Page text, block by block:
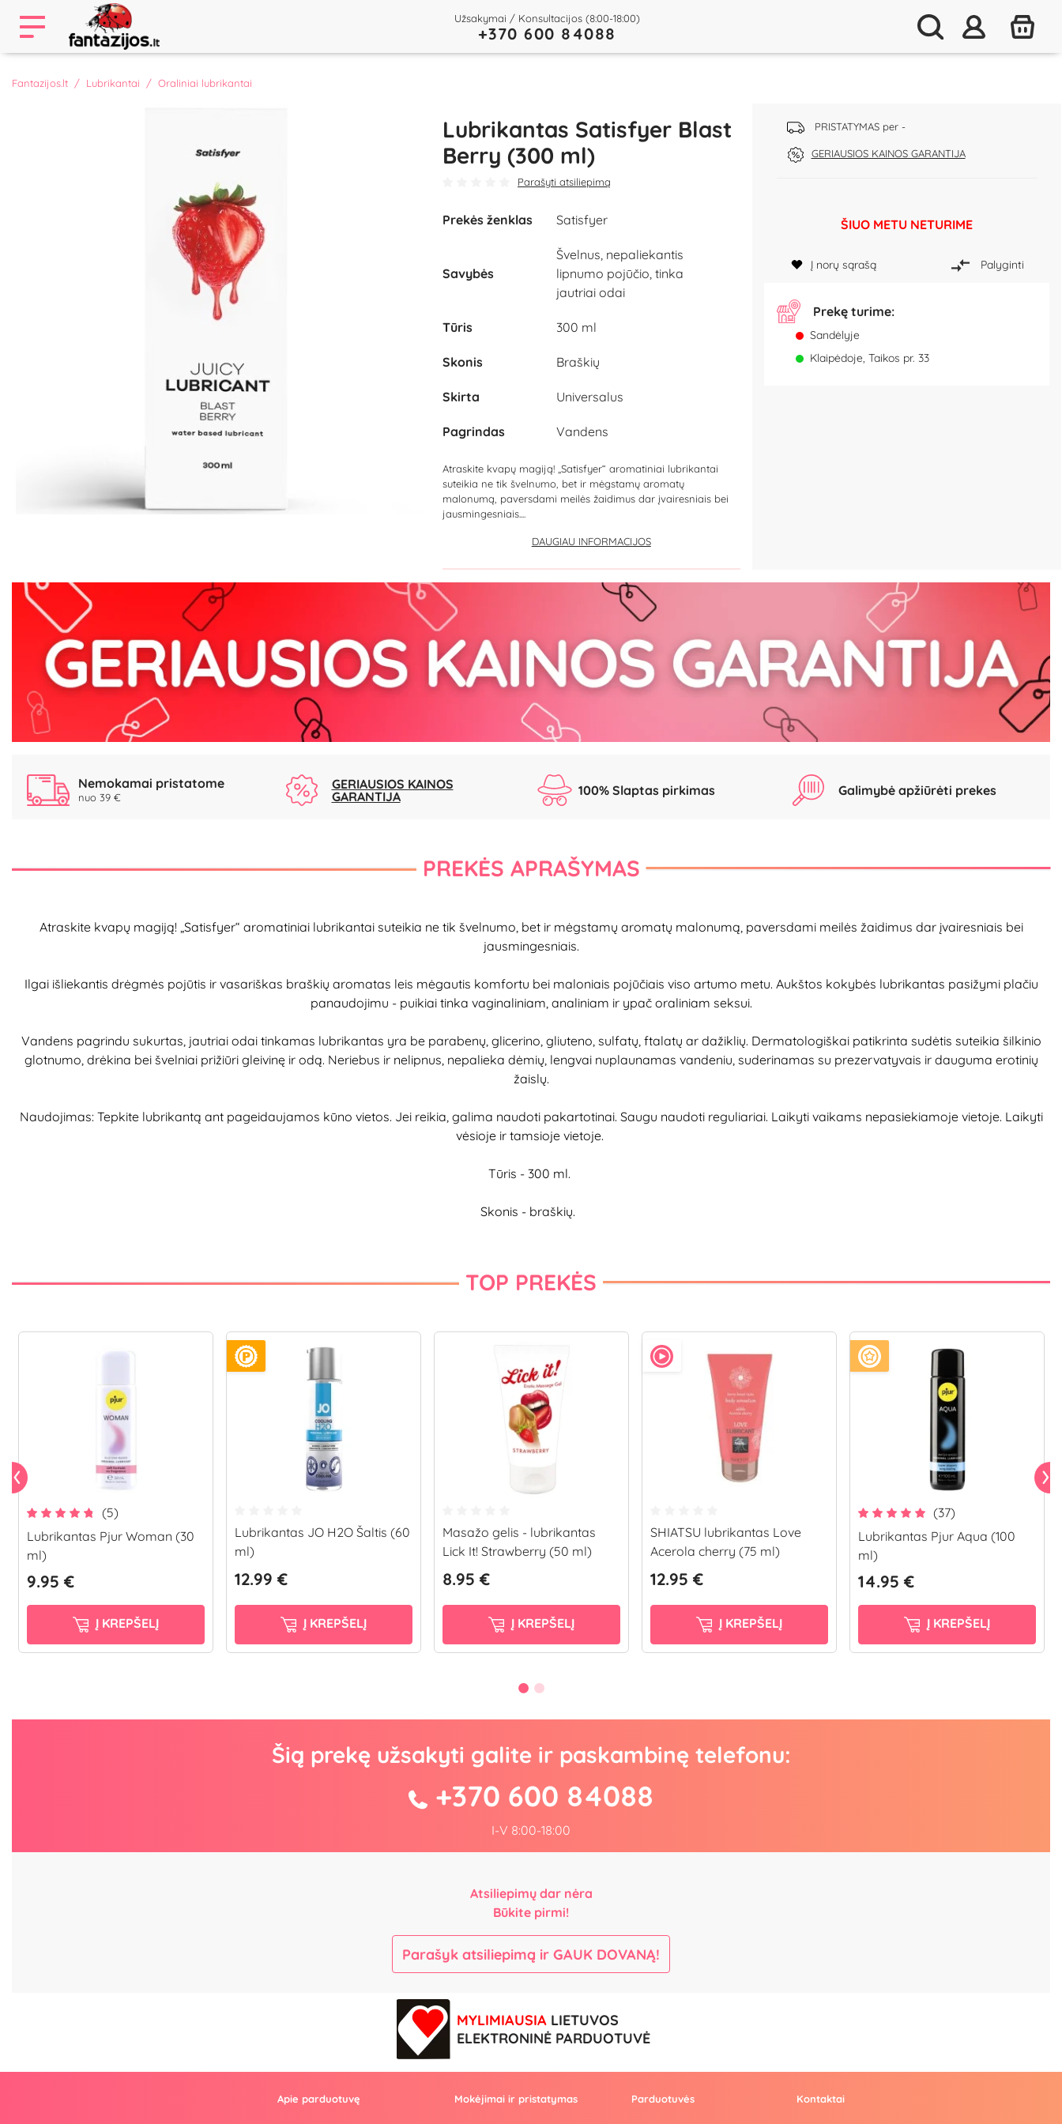
Užsakymai / Konsultacijos (8:00-18:00)
+370 600 84088
Fantazijos.lt Lubrikantai Oraliniai lubrikantai
Lubrikantas Satisfyer Blast
Berry (300 ml)
Parašyti atsiliepimą
PRISTATYMAS per -
GERIAUSIOS KAINOS GARANTIJA
Prekės ženklas Satisfyer
Savybės
Švelnus, nepaliekantis
lipnumo pojūčio, tinka
jautriai odai
Tūris 300 ml
Skonis Braškių
Skirta Universalus
Pagrindas Vandens
Atraskite kvapų magiją! „Satisfyer“ aromatiniai lubrikantai
suteikia ne tik švelnumo, bet ir mėgstamų aromatų
malonumą, paversdami meilės žaidimus dar įvairesniais bei
jausmingesniais....
DAUGIAU INFORMACIJOS
ŠIUO METU NETURIME
Į norų sąrašą Palyginti
Prekę turime:
Sandėlyje
Klaipėdoje, Taikos pr. 33
Nemokamai pristatome
nuo 39 €
GERIAUSIOS KAINOS
GARANTIJA
100% Slaptas pirkimas Galimybė apžiūrėti prekes
PREKĖS APRAŠYMAS
Atraskite kvapų magiją! „Satisfyer“ aromatiniai lubrikantai suteikia ne tik švelnumo, bet ir mėgstamų aromatų malonumą, paversdami meilės žaidimus dar įvairesniais bei
jausmingesniais.
Ilgai išliekantis drėgmės pojūtis ir vasariškas braškių aromatas leis mėgautis komfortu bei maloniais pojūčiais viso artumo metu. Aukštos kokybės lubrikantas pasižymi plačiu
panaudojimu - puikiai tinka vaginaliniam, analiniam ir ypač oraliniam seksui.
Vandens pagrindu sukurtas, jautriai odai tinkamas lubrikantas yra be parabenų, glicerino, gliuteno, sulfatų, ftalatų ar dažiklių. Dermatologiškai patikrinta sudėtis suteikia šilkinio
glotnumo, drėkina bei švelniai prižiūri gleivinę ir odą. Neriebus ir nelipnus, nepalieka dėmių, lengvai nuplaunamas vandeniu, suderinamas su prezervatyvais ir dauguma erotinių
žaislų.
Naudojimas: Tepkite lubrikantą ant pageidaujamos kūno vietos. Jei reikia, galima naudoti pakartotinai. Saugu naudoti reguliariai. Laikyti vaikams nepasiekiamoje vietoje. Laikyti
vėsioje ir tamsioje vietoje.
Tūris - 300 ml.
Skonis - braškių.
TOP PREKĖS
(5)
Lubrikantas Pjur Woman (30
ml)
9.95 €
Į KREPŠELĮ
Lubrikantas JO H2O Šaltis (60
ml)
12.99 €
Į KREPŠELĮ
Masažo gelis - lubrikantas
Lick It! Strawberry (50 ml)
8.95 €
Į KREPŠELĮ
SHIATSU lubrikantas Love
Acerola cherry (75 ml)
12.95 €
Į KREPŠELĮ
(37)
Lubrikantas Pjur Aqua (100
ml)
14.95 €
Į KREPŠELĮ
Šią prekę užsakyti galite ir paskambinę telefonu:
+370 600 84088
I-V 8:00-18:00
Atsiliepimų dar nėra
Būkite pirmi!
Parašyk atsiliepimą ir GAUK DOVANĄ!
MYLIMIAUSIA LIETUVOS
ELEKTRONINĖ PARDUOTUVĖ
Apie parduotuvę Mokėjimai ir pristatymas Parduotuvės Kontaktai